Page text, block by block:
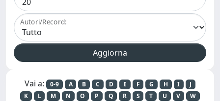
Autori/Record:
Vai a: 0-9 A B C D E F G H I
J
K
L M N O P Q R S T U V
W